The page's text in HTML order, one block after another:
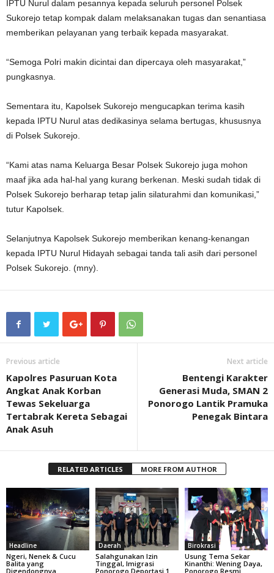
IPTU Nurul dalam pesannya kepada seluruh personel Polsek
Sukorejo tetap kompak dalam melaksanakan tugas dan senantiasa
memberikan pelayanan yang terbaik kepada masyarakat.
“Semoga Polri makin dicintai dan dipercaya oleh masyarakat,”
pungkasnya.
Sementara itu, Kapolsek Sukorejo mengucapkan terima kasih
kepada IPTU Nurul atas dedikasinya selama bertugas, khususnya
di Polsek Sukorejo.
“Kami atas nama Keluarga Besar Polsek Sukorejo juga mohon
maaf jika ada hal-hal yang kurang berkenan. Meski sudah tidak di
Polsek Sukorejo berharap tetap jalin silaturahmi dan komunikasi,”
tutur Kapolsek.
Selanjutnya Kapolsek Sukorejo memberikan kenang-kenangan
kepada IPTU Nurul Hidayah sebagai tanda tali asih dari personel
Polsek Sukorejo. (mny).
Previous article
Kapolres Pasuruan Kota
Angkat Anak Korban
Tewas Sekeluarga
Tertabrak Kereta Sebagai
Anak Asuh
Next article
Bentengi Karakter
Generasi Muda, SMAN 2
Ponorogo Lantik Pramuka
Penegak Bintara
RELATED ARTICLES MORE FROM AUTHOR
Headline
Ngeri, Nenek & Cucu
Balita yang
Digendongnya
Daerah
Salahgunakan Izin
Tinggal, Imigrasi
Ponorogo Deportasi 1
Birokrasi
Usung Tema Sekar
Kinanthi: Wening Daya,
Ponorogo Resmi